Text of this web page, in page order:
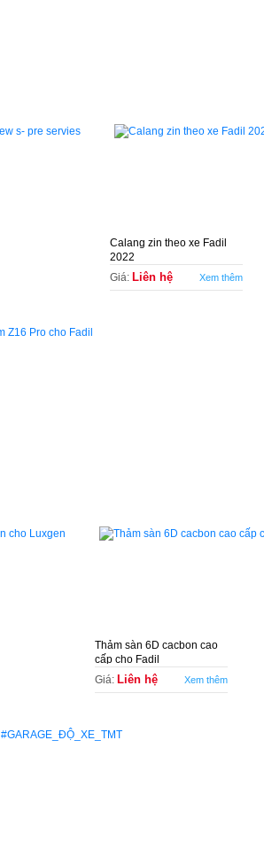
Calang zin theo xe Fadil
2022
Giá: Liên hệ Xem thêm
Thảm sàn 6D cacbon cao
cấp cho Fadil
Giá: Liên hệ Xem thêm